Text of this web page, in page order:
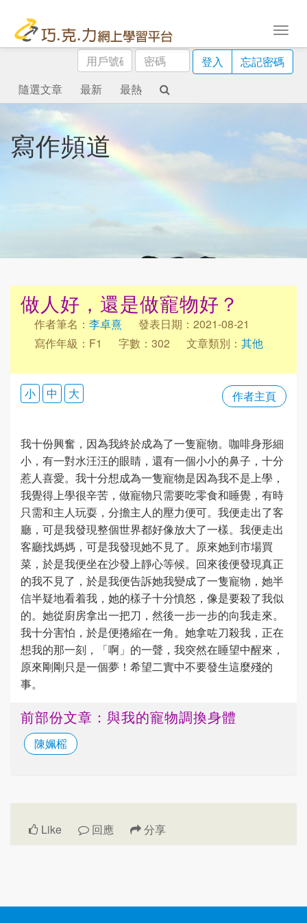
用
戶
號
碼
密
碼
登入
忘記密碼
隨選文章
最新 最熱
寫作頻道
做人好，還是做寵物好？
作者筆名： 李卓熹
發表日期：2021-08-21
寫作年級：F1
字數：302 文章類別： 其他
作者主頁
小 中 大
我十份興奮，因為我終於成為了一隻寵物。咖啡身形細
小，有一對水汪汪的眼睛，還有一個小小的鼻子，十分
惹人喜愛。我十分想成為一隻寵物是因為我不是上學，
我覺得上學很辛苦，做寵物只需要吃零食和睡覺，有時
只需和主人玩耍，分擔主人的壓力便可。我便走出了客
廳，可是我發現整個世界都好像放大了一樣。我便走出
客廳找媽媽，可是我發現她不見了。原來她到市場買
菜，於是我便坐在沙發上靜心等候。回來後便發現真正
的我不見了，於是我便告訴她我變成了一隻寵物，她半
信半疑地看着我，她的樣子十分憤怒，像是要殺了我似
的。她從廚房拿出一把刀，然後一步一步的向我走來。
我十分害怕，於是便捲縮在一角。她拿咗刀殺我，正在
想我的那一刻，「啊」的一聲，我突然在睡望中醒來，
原來剛剛只是一個夢！希望二實中不要發生這麼殘的
事。
前部份文章：與我的寵物調換身體
陳姵榣
Like 回應 分享